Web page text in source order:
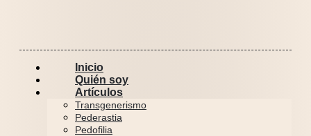
Inicio
Quién soy
Artículos
Transgenerismo
Pederastia
Pedofilia